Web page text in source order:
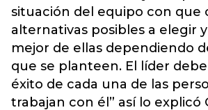
situación del equipo con que
alternativas posibles a elegir
mejor de ellas dependiendo
que se planteen. El líder
éxito de cada una de las
trabajan con él” así lo explicó